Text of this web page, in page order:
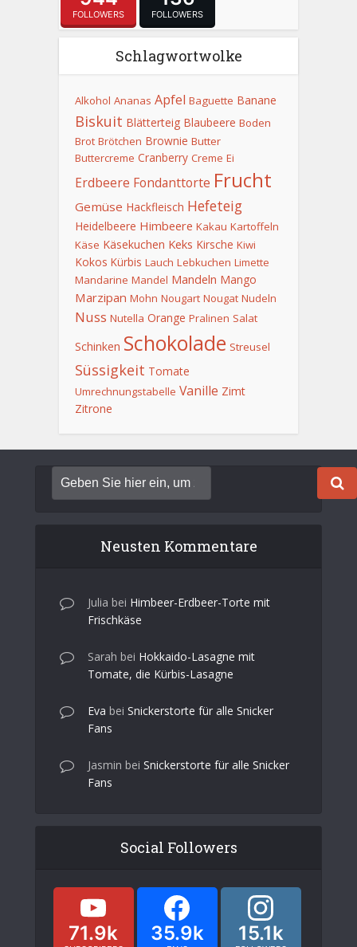
FOLLOWERS FOLLOWERS
Schlagwortwolke
Alkohol Ananas Apfel Baguette Banane
Biskuit Blätterteig Blaubeere Boden
Brot Brötchen Brownie Butter
Buttercreme Cranberry Creme Ei
Erdbeere Fondanttorte Frucht
Gemüse Hackfleisch Hefeteig
Heidelbeere Himbeere Kakau Kartoffeln
Käse Käsekuchen Keks Kirsche Kiwi
Kokos Kürbis Lauch Lebkuchen Limette
Mandarine Mandel Mandeln Mango
Marzipan Mohn Nougart Nougat Nudeln
Nuss Nutella Orange Pralinen Salat
Schinken Schokolade Streusel
Süssigkeit Tomate
Umrechnungstabelle Vanille Zimt
Zitrone
Neusten Kommentare
Julia bei Himbeer-Erdbeer-Torte mit
Frischkäse
Sarah bei Hokkaido-Lasagne mit
Tomate, die Kürbis-Lasagne
Eva bei Snickerstorte für alle Snicker
Fans
Jasmin bei Snickerstorte für alle Snicker
Fans
Social Followers
71.9k 35.9k 15.1k